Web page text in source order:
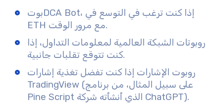
بوتDCA Bot، إذا كنت ترغب في التوسع في
ETH مع مرور الوقت.
روبوتات الشبكة العالمية لمعلومات التداول، إذا
كنت تتوقع تقلبات جانبية.
روبوت الإشارات إذا كنت تفضل تغذية إشارات
TradingView (على سبيل المثال، من برنامج
Pine Script الذي أنشأته شركة ChatGPT).